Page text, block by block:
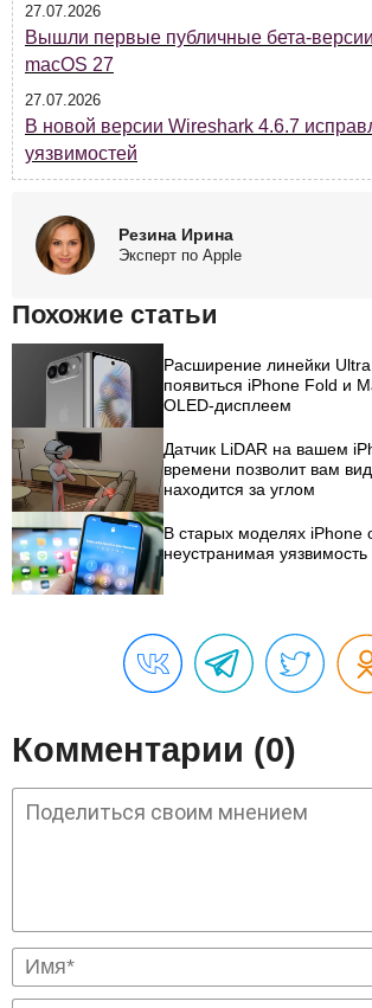
27.07.2026
Вышли первые публичные бета-
macOS 27
27.07.2026
В новой версии Wireshark 4.6.7
уязвимостей
Резина Ирина
Эксперт по Apple
Похожие статьи
Расширение линейки
появиться iPhone Fold и
OLED-дисплеем
Датчик LiDAR на вашем
времени позволит вам
находится за углом
В старых моделях iPhone
неустранимая уязвимость
Комментарии (0)